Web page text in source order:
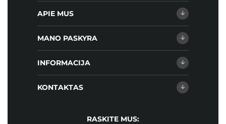
APIE MUS
MANO PASKYRA
INFORMACIJA
KONTAKTAS
RASKITE MUS: